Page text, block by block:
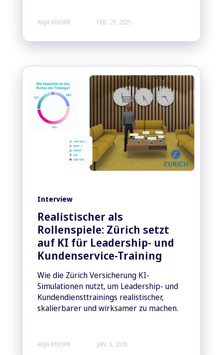
ANJA KNORR FEB. 27, 2025
Interview
Realistischer als
Rollenspiele: Zürich setzt
auf KI für Leadership- und
Kundenservice-Training
Wie die Zürich Versicherung KI-
Simulationen nutzt, um Leadership- und
Kundendiensttrainings realistischer,
skalierbarer und wirksamer zu machen.
ANJA KNORR JAN. 6, 2026